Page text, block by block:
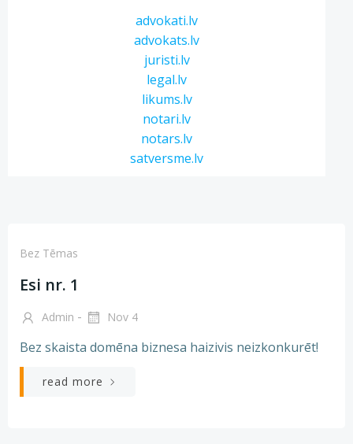
advokati.lv
advokats.lv
juristi.lv
legal.lv
likums.lv
notari.lv
notars.lv
satversme.lv
Bez Tēmas
Esi nr. 1
Admin - Nov 4
Bez skaista domēna biznesa haizivis neizkonkurēt!
read more